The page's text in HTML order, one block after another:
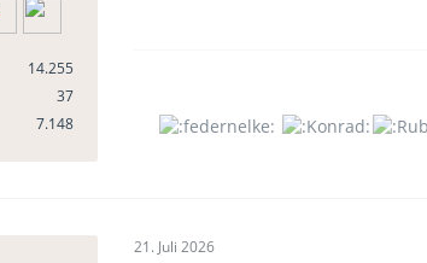
14.255
37
7.148
21. Juli 2026